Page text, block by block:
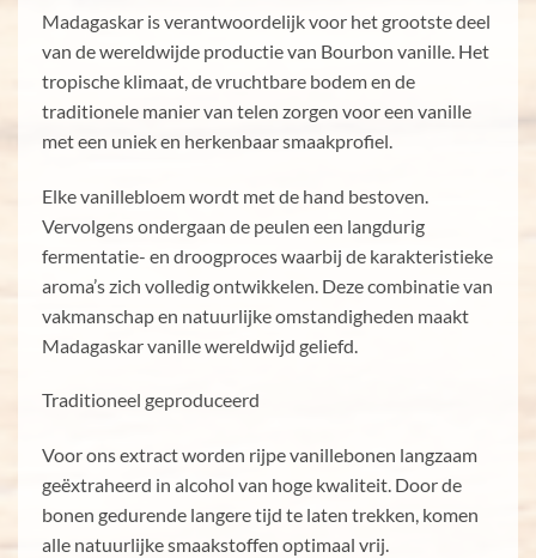
Madagaskar is verantwoordelijk voor het grootste deel
van de wereldwijde productie van Bourbon vanille. Het
tropische klimaat, de vruchtbare bodem en de
traditionele manier van telen zorgen voor een vanille
met een uniek en herkenbaar smaakprofiel.
Elke vanillebloem wordt met de hand bestoven.
Vervolgens ondergaan de peulen een langdurig
fermentatie- en droogproces waarbij de karakteristieke
aroma’s zich volledig ontwikkelen. Deze combinatie van
vakmanschap en natuurlijke omstandigheden maakt
Madagaskar vanille wereldwijd geliefd.
Traditioneel geproduceerd
Voor ons extract worden rijpe vanillebonen langzaam
geëxtraheerd in alcohol van hoge kwaliteit. Door de
bonen gedurende langere tijd te laten trekken, komen
alle natuurlijke smaakstoffen optimaal vrij.